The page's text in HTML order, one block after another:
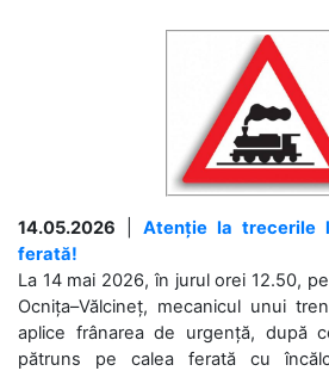
14.05.2026
Atenție la trecerile
ferată!
La 14 mai 2026, în jurul orei 12.50,
Ocnița–Vălcineț, mecanicul unui
aplice frânarea de urgență, după
pătruns pe calea ferată cu